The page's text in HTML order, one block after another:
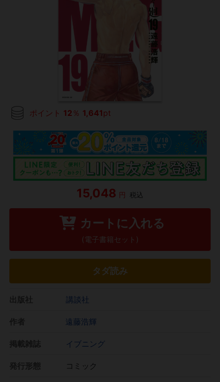
ポイント 12 ％ 1,641pt
15,048 円 税込
カートに入れる
(電子書籍セット)
タダ読み
講談社
遠藤浩輝
イブニング
コミック